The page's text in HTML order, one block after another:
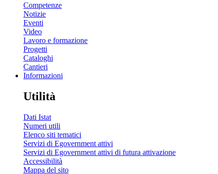
Competenze
Notizie
Eventi
Video
Lavoro e formazione
Progetti
Cataloghi
Cantieri
Informazioni
Utilità
Dati Istat
Numeri utili
Elenco siti tematici
Servizi di Egovernment attivi
Servizi di Egovernment attivi di futura attivazione
Accessibilità
Mappa del sito